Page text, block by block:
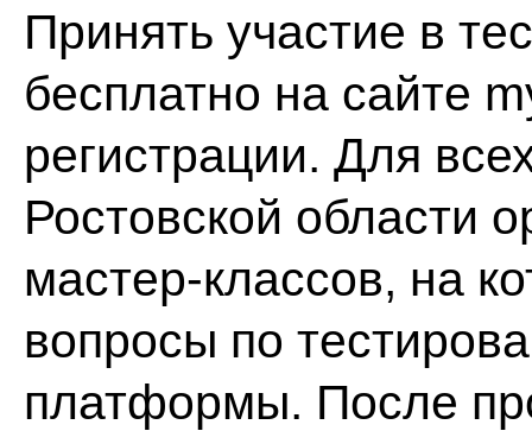
Принять участие в
бесплатно на сайте
регистрации. Для
Ростовской области
мастер-классов, на
вопросы по
платформы. После